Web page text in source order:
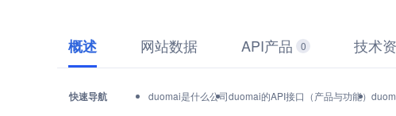
概述 网站数据 API产品 0 技术
快速导航 duomai是什么公司duomai的API接口（产品与功能）